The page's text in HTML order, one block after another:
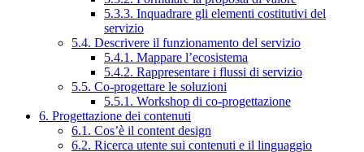
5.3.3. Inquadrare gli elementi costitutivi del
servizio
5.4. Descrivere il funzionamento del servizio
5.4.1. Mappare l’ecosistema
5.4.2. Rappresentare i flussi di servizio
5.5. Co-progettare le soluzioni
5.5.1. Workshop di co-progettazione
6. Progettazione dei contenuti
6.1. Cos’è il content design
6.2. Ricerca utente sui contenuti e il linguaggio